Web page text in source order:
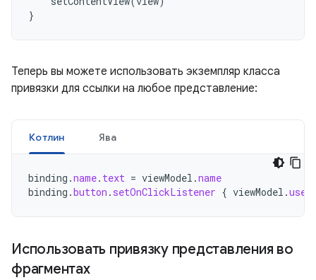
}
Теперь вы можете использовать экземпляр класса
привязки для ссылки на любое представление:
Котлин Ява
binding .name. text = viewModel .name
binding .button . setOnClickListener { viewModel .
Использовать привязку представления во
фрагментах